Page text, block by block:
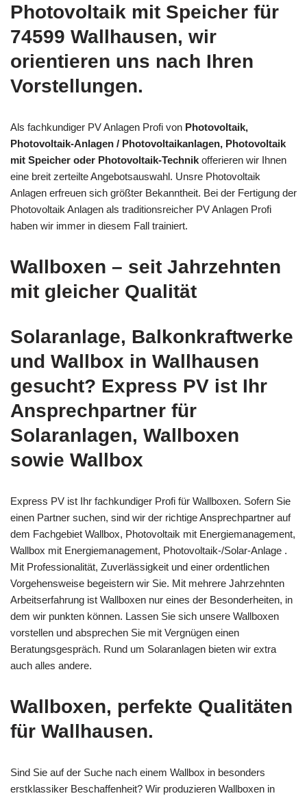
Photovoltaik mit Speicher für
74599 Wallhausen, wir
orientieren uns nach Ihren
Vorstellungen.
Als fachkundiger PV Anlagen Profi von Photovoltaik,
Photovoltaik-Anlagen / Photovoltaikanlagen, Photovoltaik
mit Speicher oder Photovoltaik-Technik offerieren wir Ihnen
eine breit zerteilte Angebotsauswahl. Unsre Photovoltaik
Anlagen erfreuen sich größter Bekanntheit. Bei der Fertigung der
Photovoltaik Anlagen als traditionsreicher PV Anlagen Profi
haben wir immer in diesem Fall trainiert.
Wallboxen – seit Jahrzehnten
mit gleicher Qualität
Solaranlage, Balkonkraftwerke
und Wallbox in Wallhausen
gesucht? Express PV ist Ihr
Ansprechpartner für
Solaranlagen, Wallboxen
sowie Wallbox
Express PV ist Ihr fachkundiger Profi für Wallboxen. Sofern Sie
einen Partner suchen, sind wir der richtige Ansprechpartner auf
dem Fachgebiet Wallbox, Photovoltaik mit Energiemanagement,
Wallbox mit Energiemanagement, Photovoltaik-/Solar-Anlage .
Mit Professionalität, Zuverlässigkeit und einer ordentlichen
Vorgehensweise begeistern wir Sie. Mit mehrere Jahrzehnten
Arbeitserfahrung ist Wallboxen nur eines der Besonderheiten, in
dem wir punkten können. Lassen Sie sich unsere Wallboxen
vorstellen und absprechen Sie mit Vergnügen einen
Beratungsgespräch. Rund um Solaranlagen bieten wir extra
auch alles andere.
Wallboxen, perfekte Qualitäten
für Wallhausen.
Sind Sie auf der Suche nach einem Wallbox in besonders
erstklassiker Beschaffenheit? Wir produzieren Wallboxen in